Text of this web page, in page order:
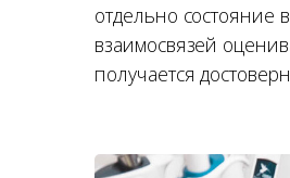
отдельно состояние
взаимосвязей
получается